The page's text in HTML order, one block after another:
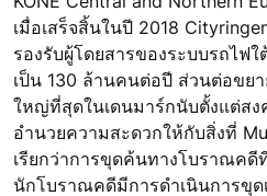
เมื่อเสร็จสิ้นในปี 2018
รองรับผู้โดยสารของระบบรถไฟใ
เป็น 130 ล้านคนต่อปี ส่วนต่อขย
ใหญ่ที่สุดในเดนมาร์กนับตั้งแต่ส
อำนวยความสะดวกให้กับสิ่งที่
เรียกว่าการขุดค้นทางโบราณคดี
นักโบราณคดีมีการดำเนินการขุด